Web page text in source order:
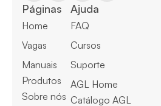
Páginas
Home
Vagas
Manuais
Produtos
Sobre nós
Ajuda
FAQ
Cursos
Suporte
AGL Home
Catálogo AGL